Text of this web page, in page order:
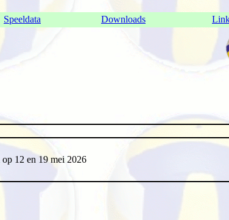
Speeldata Downloads
12 en 19 mei 2026